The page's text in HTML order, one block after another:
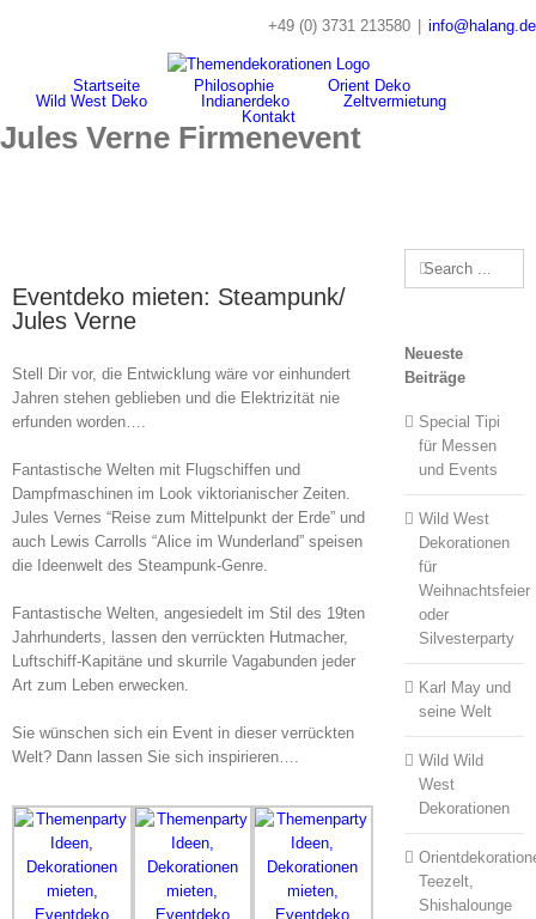
+49 (0) 3731 213580 info@halang.de
Startseite Philosophie
Orient Deko
Wild West Deko
Indianerdeko
Zeltvermietung
Kontakt
Jules Verne Firmenevent
Eventdeko mieten: Steampunk/
Jules Verne
Stell Dir vor, die Entwicklung wäre vor einhundert
Jahren stehen geblieben und die Elektrizität nie
erfunden worden….
Fantastische Welten mit Flugschiffen und
Dampfmaschinen im Look viktorianischer Zeiten.
Jules Vernes “Reise zum Mittelpunkt der Erde” und
auch Lewis Carrolls “Alice im Wunderland” speisen
die Ideenwelt des Steampunk-Genre.
Fantastische Welten, angesiedelt im Stil des 19ten
Jahrhunderts, lassen den verrückten Hutmacher,
Luftschiff-Kapitäne und skurrile Vagabunden jeder
Art zum Leben erwecken.
Sie wünschen sich ein Event in dieser verrückten
Welt? Dann lassen Sie sich inspirieren….
Search
for:
Neueste
Beiträge
Special Tipi
für Messen
und Events
Wild West
Dekorationen
für
Weihnachtsfeier
oder
Silvesterparty
Karl May und
seine Welt
Wild Wild
West
Dekorationen
Teezelt,
Shishalounge